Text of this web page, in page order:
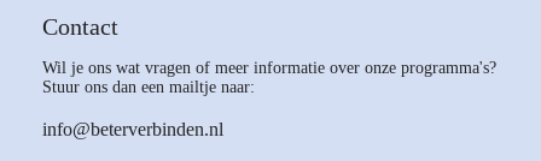
Contact
Wil je ons wat vragen of meer informatie over onze programma's?
Stuur ons dan een mailtje naar:
info@beterverbinden.nl